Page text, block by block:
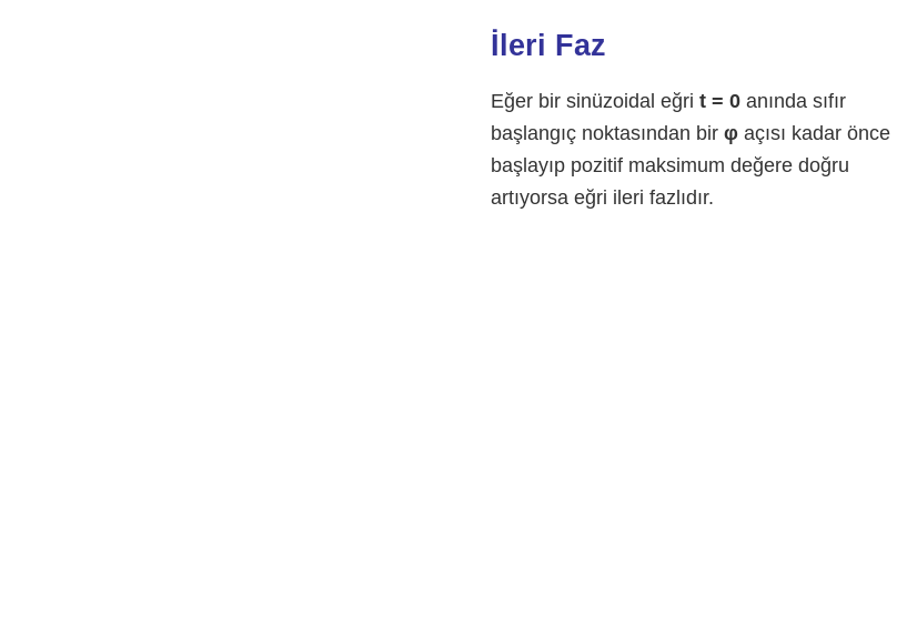
İleri Faz
Eğer bir sinüzoidal eğri t = 0 anında sıfır
başlangıç noktasından bir φ açısı kadar önce
başlayıp pozitif maksimum değere doğru
artıyorsa eğri ileri fazlıdır.